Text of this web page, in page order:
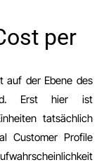
per
auf der Ebene des
Erst hier ist
tatsächlich
Customer Profile